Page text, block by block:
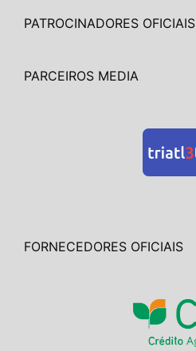
PATROCINADORES OFICIAIS
PARCEIROS MEDIA
FORNECEDORES OFICIAIS